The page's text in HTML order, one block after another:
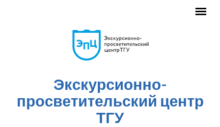
Экскурсионно-
просветительский центр
ТГУ